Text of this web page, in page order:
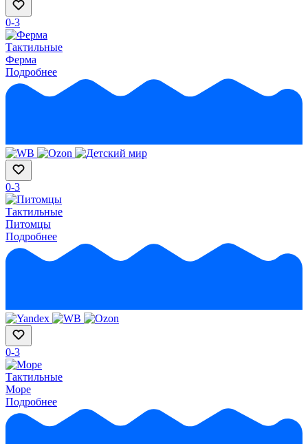
0-3
Тактильные
Ферма
Подробнее
0-3
Тактильные
Питомцы
Подробнее
0-3
Тактильные
Море
Подробнее